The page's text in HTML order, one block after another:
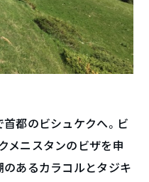
都のビシュケクへ。ビ
メニスタンのビザを申
のあるカラコルとタジキ